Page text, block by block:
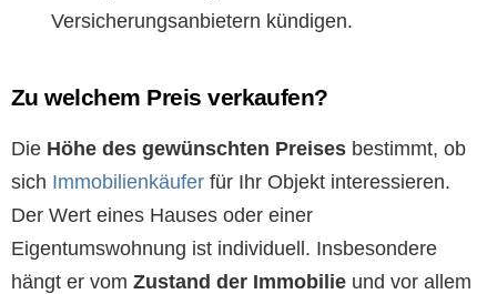
Versicherungsanbietern kündigen.
Zu welchem Preis verkaufen?
Die Höhe des gewünschten Preises bestimmt, ob
sich Immobilienkäufer für Ihr Objekt interessieren.
Der Wert eines Hauses oder einer
Eigentumswohnung ist individuell. Insbesondere
hängt er vom Zustand der Immobilie und vor allem